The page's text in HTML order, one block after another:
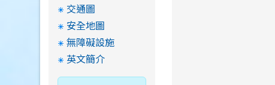
交通圖
安全地圖
無障礙設施
英文簡介